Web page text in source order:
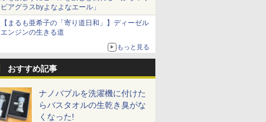
ビアグラスbyよなよなエール」
【まるも亜希子の「寄り道日和」】ディーゼル
エンジンの生きる道
もっと見る
おすすめ記事
ナノバブルを洗濯機に付けた
らバスタオルの生乾き臭がな
くなった!